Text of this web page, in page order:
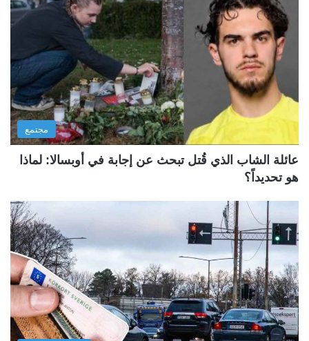
مجتمع
عائلة الشاب الذي قُتل تبحث عن إجابة في أوبسالا: لماذا
هو تحديداً؟